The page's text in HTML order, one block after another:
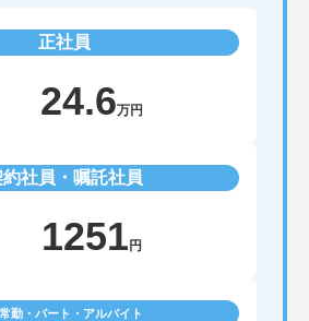
正社員
24.6万円
約社員・嘱託社員
1251円
勤・パート・アルバイト